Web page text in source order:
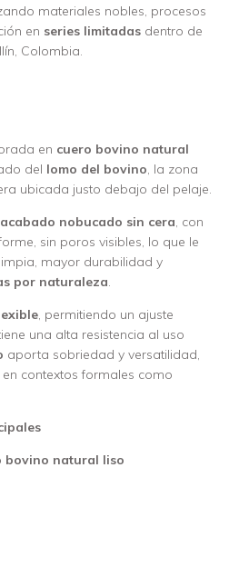
materiales nobles, procesos
en series limitadas dentro de
Colombia.
en cuero bovino natural
del lomo del bovino, la zona
ubicada justo debajo del pelaje.
acabado nobucado sin cera, con
sin poros visibles, lo que le
mayor durabilidad y
por naturaleza.
, permitiendo un ajuste
una alta resistencia al uso
aporta sobriedad y versatilidad,
contextos formales como
bovino natural liso